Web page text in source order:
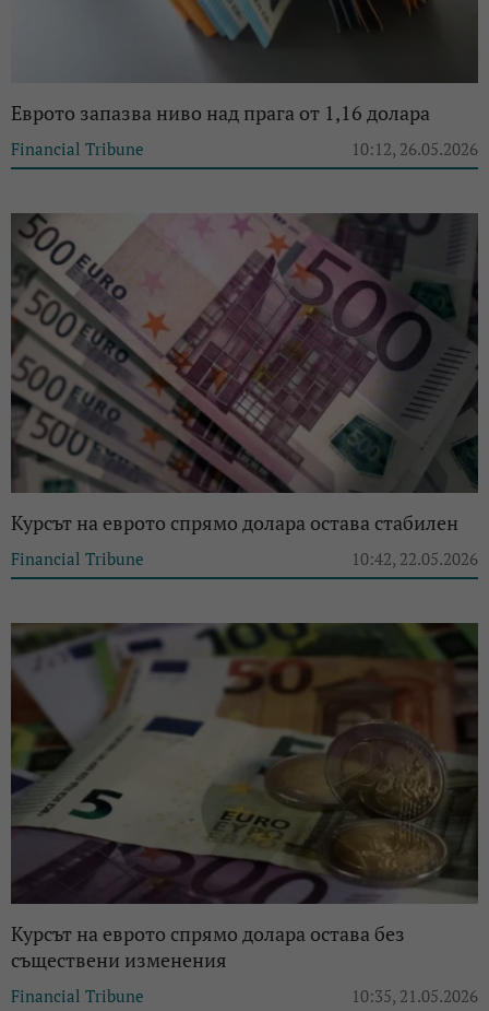
Еврото запазва ниво над прага от 1,16 долара
Financial Tribune 10:12, 26.05.2026
Курсът на еврото спрямо долара остава стабилен
Financial Tribune 10:42, 22.05.2026
Курсът на еврото спрямо долара остава без
съществени изменения
Financial Tribune 10:35, 21.05.2026